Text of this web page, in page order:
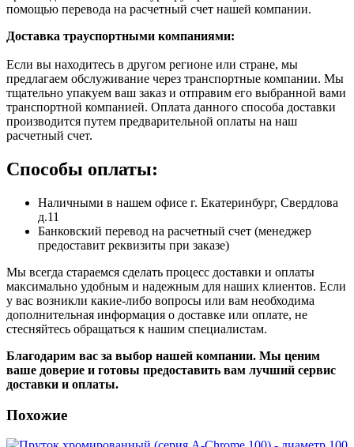
помощью перевода на расчетный счет нашей компании.
Доставка траyспортными компаниями:
Если вы находитесь в другом регионе или стране, мы
предлагаем обслуживание через транспортные компании. Мы
тщательно упакуем ваш заказ и отправим его выбранной вами
транспортной компанией. Оплата данного способа доставки
производится путем предварительной оплаты на наш
расчетный счет.
Способы оплаты:
Наличными в нашем офисе г. Екатеринбург, Свердлова
д.11
Банковский перевод на расчетный счет (менеджер
предоставит реквизиты при заказе)
Мы всегда стараемся сделать процесс доставки и оплаты
максимально удобным и надежным для наших клиентов. Если
у вас возникли какие-либо вопросы или вам необходима
дополнительная информация о доставке или оплате, не
стесняйтесь обращаться к нашим специалистам.
Благодарим вас за выбор нашей компании. Мы ценим
ваше доверие и готовы предоставить вам лучший сервис
доставки и оплаты.
Похожие